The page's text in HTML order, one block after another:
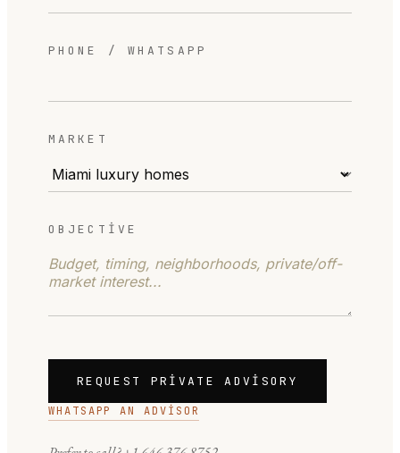
PHONE / WHATSAPP
MARKET
OBJECTIVE
REQUEST PRIVATE ADVISORY
WHATSAPP AN ADVISOR